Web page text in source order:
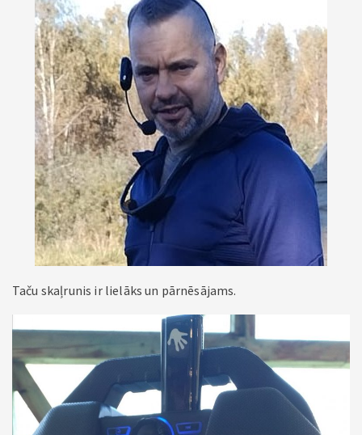
Taču skaļrunis ir lielāks un pārnēsājams.